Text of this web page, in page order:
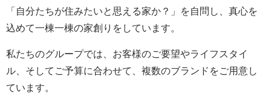
「自分たちが住みたいと思える家か？」を自問し、真心を
込めて一棟一棟の家創りをしています。
私たちのグループでは、お客様のご要望やライフスタイ
ル、そしてご予算に合わせて、複数のブランドをご用意し
ています。